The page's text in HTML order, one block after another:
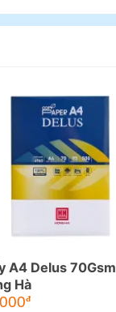
A4 Delus 70Gsm
Hà
đ